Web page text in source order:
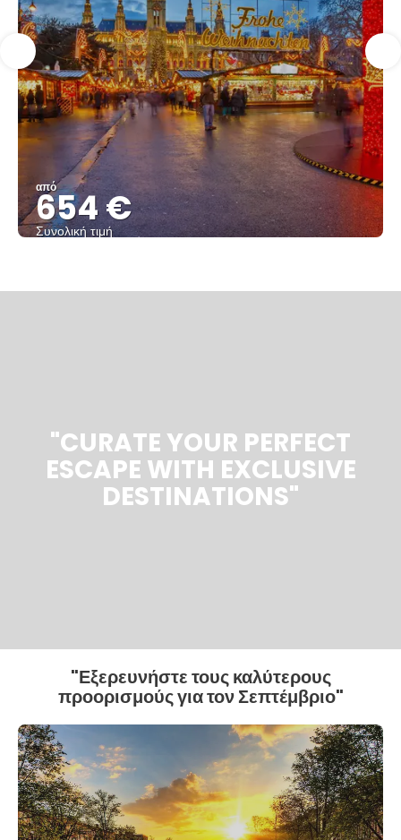
από
654 €
Συνολική τιμή
"CURATE YOUR PERFECT
ESCAPE WITH EXCLUSIVE
DESTINATIONS"
"Εξερευνήστε τους καλύτερους
προορισμούς για τον Σεπτέμβριο"